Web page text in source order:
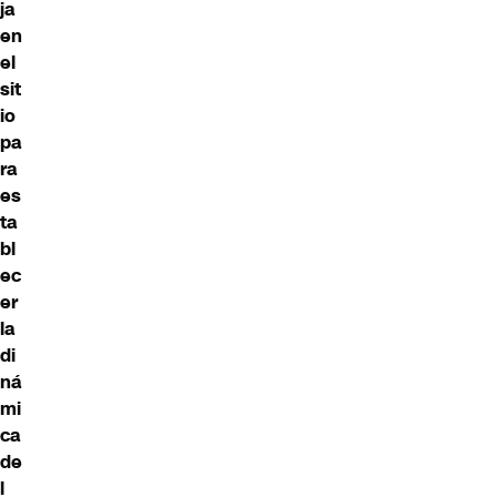
ja
en
el
sit
io
pa
ra
es
ta
bl
ec
er
la
di
ná
mi
ca
de
l